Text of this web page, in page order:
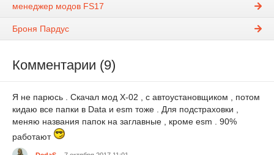
менеджер модов FS17
Броня Пардус
Комментарии (9)
Я не парюсь . Скачал мод Х-02 , с автоустановщиком , потом
кидаю все папки в Data и esm тоже . Для подстраховки ,
меняю названия папок на заглавные , кроме esm . 90%
работают